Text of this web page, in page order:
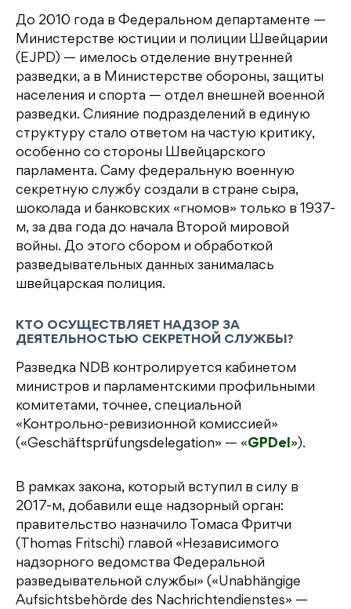
До 2010 года в Федеральном департаменте —
Министерстве юстиции и полиции Швейцарии
(EJPD) — имелось отделение внутренней
разведки, а в Министерстве обороны, защиты
населения и спорта — отдел внешней военной
разведки. Слияние подразделений в единую
структуру стало ответом на частую критику,
особенно со стороны Швейцарского
парламента. Саму федеральную военную
секретную службу создали в стране сыра,
шоколада и банковских «гномов» только в 1937-
м, за два года до начала Второй мировой
войны. До этого сбором и обработкой
разведывательных данных занималась
швейцарская полиция.
КТО ОСУЩЕСТВЛЯЕТ НАДЗОР ЗА
ДЕЯТЕЛЬНОСТЬЮ СЕКРЕТНОЙ СЛУЖБЫ?
Разведка NDB контролируется кабинетом
министров и парламентскими профильными
комитетами, точнее, специальной
«Контрольно-ревизионной комиссией»
(«Geschäftsprüfungsdelegation» — «GPDel»).
В рамках закона, который вступил в силу в
2017-м, добавили еще надзорный орган:
правительство назначило Томаса Фритчи
(Thomas Fritschi) главой «Независимого
надзорного ведомства Федеральной
разведывательной службы» («Unabhängige
Aufsichtsbehörde des Nachrichtendienstes» —